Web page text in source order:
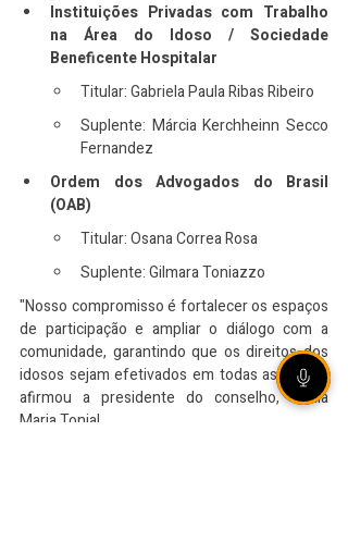
Instituições Privadas com Trabalho
na Área do Idoso / Sociedade
Beneficente Hospitalar
Titular: Gabriela Paula Ribas Ribeiro
Suplente: Márcia Kerchheinn Secco
Fernandez
Ordem dos Advogados do Brasil
(OAB)
Titular: Osana Correa Rosa
Suplente: Gilmara Toniazzo
"Nosso compromisso é fortalecer os espaços
de participação e ampliar o diálogo com a
comunidade, garantindo que os direitos dos
idosos sejam efetivados em todas as áreas",
afirmou a presidente do conselho, Sônia
Maria Tonial.